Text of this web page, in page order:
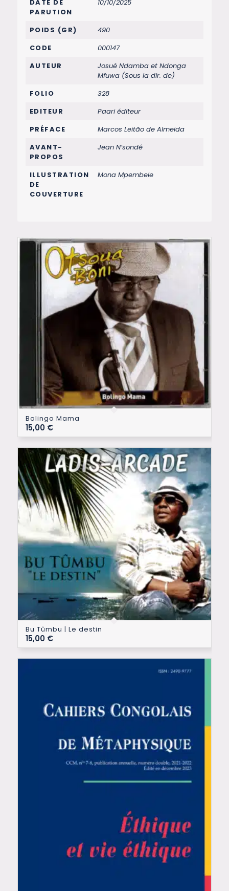
DATE DE
PARUTION
10/10/2025
POIDS (GR)
490
CODE
000147
AUTEUR
Josué Ndamba et Ndonga
Mfuwa (Sous la dir. de)
FOLIO
328
EDITEUR
Paari éditeur
PRÉFACE
Marcos Leitão de Almeida
AVANT-
PROPOS
Jean N’sondé
ILLUSTRATION
DE
COUVERTURE
Mona Mpembele
Bolingo Mama
15,00 €
Bu Tûmbu | Le destin
15,00 €